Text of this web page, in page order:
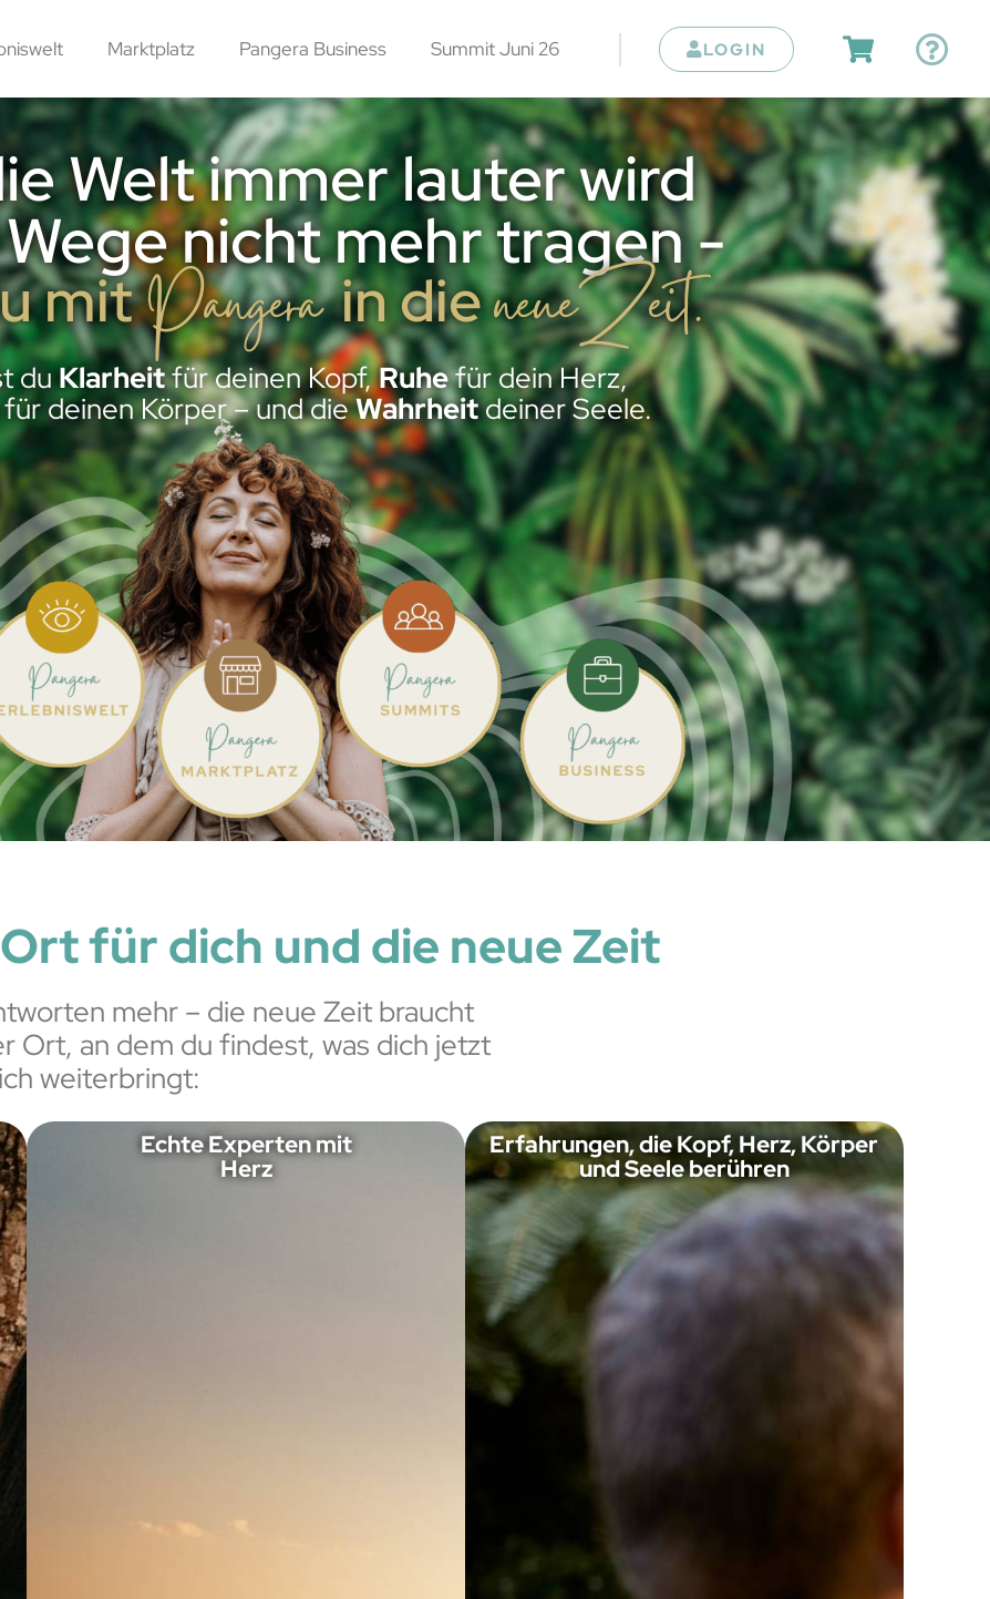
Marktplatz Pangera Business Summit Juni 26 LOGIN
Welt immer lauter wird
nicht mehr tragen -
mitPangerain dieneueZeit.
duKlarheitfür deinen Kopf,Ruhefür dein Herz,
deinen Körper – und dieWahrheitdeiner Seele.
für dich und die neue Zeit
mehr – die neue Zeit braucht
Ort, an dem du findest, was dich jetzt
weiterbringt:
Echte Experten mit
Herz
Erfahrungen, die Kopf, Herz, Körper
und Seele berühren